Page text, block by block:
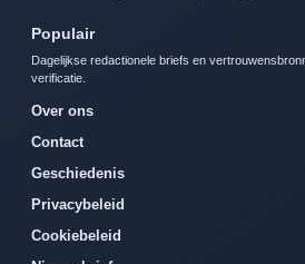
Populair
Dagelijkse redactionele briefs en
verificatie.
Over ons
Contact
Geschiedenis
Privacybeleid
Cookiebeleid